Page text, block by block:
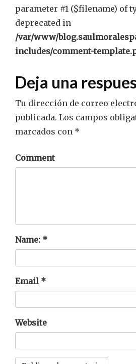
parameter #1 ($filename) of
deprecated in
/var/www/
includes/comment-
Deja una
Tu dirección de correo
publicada. Los campos
marcados con *
Comment
Name: *
Email *
Website